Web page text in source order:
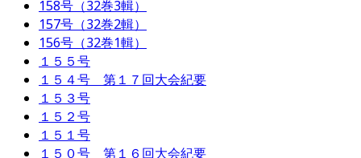
158号（32巻3輯）
157号（32巻2輯）
156号（32巻1輯）
１５５号
１５４号 第１７回大会紀要
１５３号
１５２号
１５１号
１５０号 第１６回大会紀要